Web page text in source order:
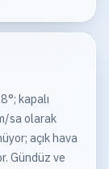
kapalı
sa olarak
açık hava
Gündüz ve